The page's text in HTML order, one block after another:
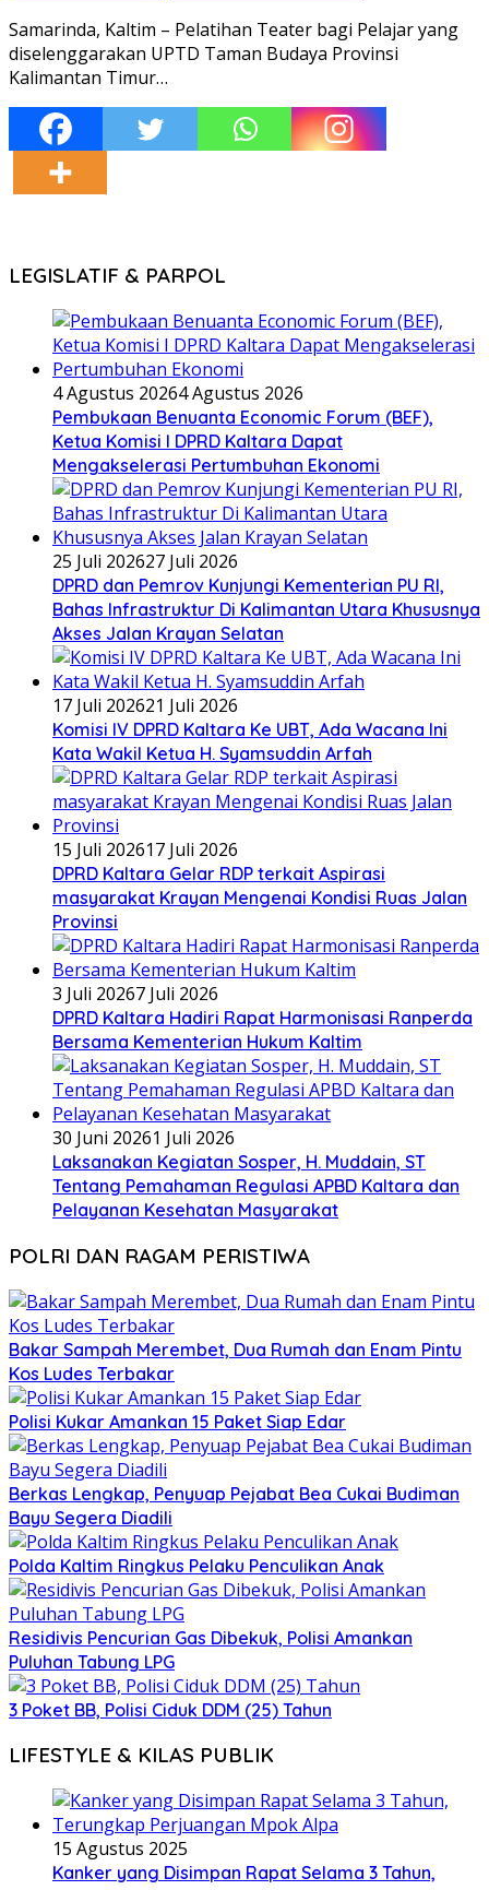
Samarinda, Kaltim – Pelatihan Teater bagi Pelajar yang
diselenggarakan UPTD Taman Budaya Provinsi
Kalimantan Timur…
LEGISLATIF & PARPOL
4 Agustus 20264 Agustus 2026
Pembukaan Benuanta Economic Forum (BEF),
Ketua Komisi I DPRD Kaltara Dapat
Mengakselerasi Pertumbuhan Ekonomi
25 Juli 202627 Juli 2026
DPRD dan Pemrov Kunjungi Kementerian PU RI,
Bahas Infrastruktur Di Kalimantan Utara Khususnya
Akses Jalan Krayan Selatan
17 Juli 202621 Juli 2026
Komisi IV DPRD Kaltara Ke UBT, Ada Wacana Ini
Kata Wakil Ketua H. Syamsuddin Arfah
15 Juli 202617 Juli 2026
DPRD Kaltara Gelar RDP terkait Aspirasi
masyarakat Krayan Mengenai Kondisi Ruas Jalan
Provinsi
3 Juli 20267 Juli 2026
DPRD Kaltara Hadiri Rapat Harmonisasi Ranperda
Bersama Kementerian Hukum Kaltim
30 Juni 20261 Juli 2026
Laksanakan Kegiatan Sosper, H. Muddain, ST
Tentang Pemahaman Regulasi APBD Kaltara dan
Pelayanan Kesehatan Masyarakat
POLRI DAN RAGAM PERISTIWA
Bakar Sampah Merembet, Dua Rumah dan Enam Pintu
Kos Ludes Terbakar
Polisi Kukar Amankan 15 Paket Siap Edar
Berkas Lengkap, Penyuap Pejabat Bea Cukai Budiman
Bayu Segera Diadili
Polda Kaltim Ringkus Pelaku Penculikan Anak
Residivis Pencurian Gas Dibekuk, Polisi Amankan
Puluhan Tabung LPG
3 Poket BB, Polisi Ciduk DDM (25) Tahun
LIFESTYLE & KILAS PUBLIK
15 Agustus 2025
Kanker yang Disimpan Rapat Selama 3 Tahun,